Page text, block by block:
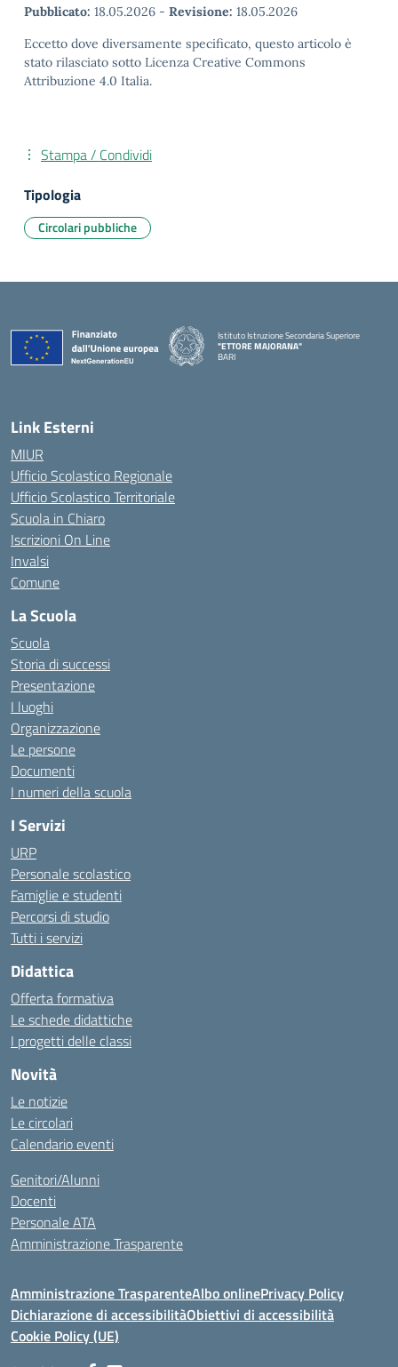
Pubblicato: 18.05.2026 - Revisione: 18.05.2026
Eccetto dove diversamente specificato, questo articolo è
stato rilasciato sotto Licenza Creative Commons
Attribuzione 4.0 Italia.
Stampa / Condividi
Tipologia
Circolari pubbliche
Istituto Istruzione Secondaria Superiore
"ETTORE MAJORANA"
BARI
Link Esterni
MIUR
Ufficio Scolastico Regionale
Ufficio Scolastico Territoriale
Scuola in Chiaro
Iscrizioni On Line
Invalsi
Comune
La Scuola
Scuola
Storia di successi
Presentazione
I luoghi
Organizzazione
Le persone
Documenti
I numeri della scuola
I Servizi
URP
Personale scolastico
Famiglie e studenti
Percorsi di studio
Tutti i servizi
Didattica
Offerta formativa
Le schede didattiche
I progetti delle classi
Novità
Le notizie
Le circolari
Calendario eventi
Genitori/Alunni
Docenti
Personale ATA
Amministrazione Trasparente
Amministrazione TrasparenteAlbo onlinePrivacy Policy
Dichiarazione di accessibilitàObiettivi di accessibilità
Cookie Policy (UE)